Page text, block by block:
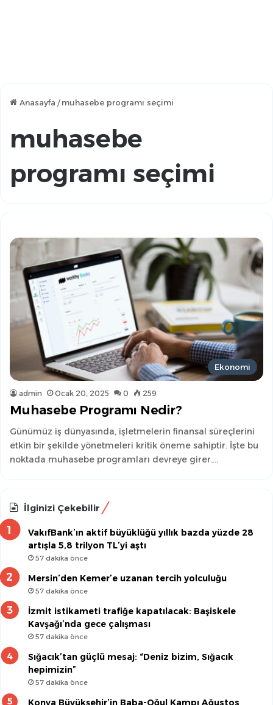
Anasayfa / muhasebe programı seçimi
muhasebe
programı seçimi
Ekonomi
admin Ocak 20, 2025 0 259
Muhasebe Programı Nedir?
Günümüz iş dünyasında, işletmelerin finansal süreçlerini
etkin bir şekilde yönetmeleri kritik öneme sahiptir. İşte bu
noktada muhasebe programları devreye girer.…
İlginizi Çekebilir
VakıfBank’ın aktif büyüklüğü yıllık bazda yüzde 28
artışla 5,8 trilyon TL’yi aştı
57 dakika önce
Mersin’den Kemer’e uzanan tercih yolculuğu
57 dakika önce
İzmit istikameti trafiğe kapatılacak: Başiskele
Kavşağı’nda gece çalışması
57 dakika önce
Sığacık’tan güçlü mesaj: “Deniz bizim, Sığacık
hepimizin”
57 dakika önce
Konya Büyükşehir’in Baba-Oğul Kampı Ağustos